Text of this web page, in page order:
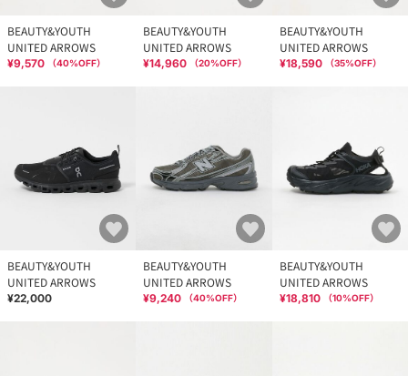
BEAUTY&YOUTH
UNITED ARROWS
¥9,570 （40%OFF）
BEAUTY&YOUTH
UNITED ARROWS
¥14,960 （20%OFF）
BEAUTY&YOUTH
UNITED ARROWS
¥18,590 （35%OFF）
BEAUTY&YOUTH
UNITED ARROWS
¥22,000
BEAUTY&YOUTH
UNITED ARROWS
¥9,240 （40%OFF）
BEAUTY&YOUTH
UNITED ARROWS
¥18,810 （10%OFF）